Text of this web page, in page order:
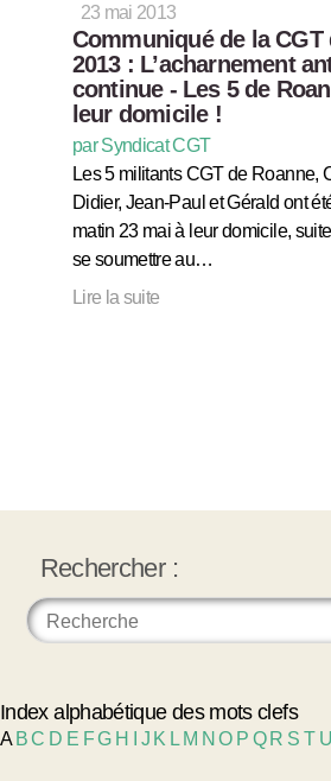
23 mai 2013
Communiqué de la CGT
2013 : L’acharnement
continue - Les 5 de
leur domicile !
par Syndicat CGT
Les 5 militants CGT de Roanne,
Didier, Jean-Paul et Gérald ont
matin 23 mai à leur domicile,
se soumettre au…
Lire la suite
Rechercher :
Index alphabétique des mots clefs
A BC D E FG H J K L M NO P Q R S T